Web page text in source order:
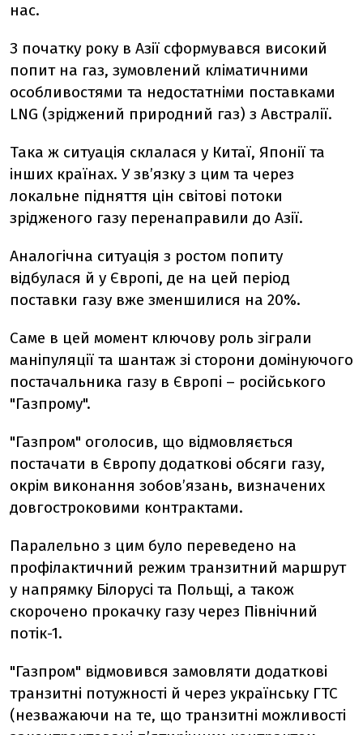
нас.
З початку року в Азії сформувався високий
попит на газ, зумовлений кліматичними
особливостями та недостатніми поставками
LNG (зріджений природний газ) з Австралії.
Така ж ситуація склалася у Китаї, Японії та
інших країнах. У зв’язку з цим та через
локальне підняття цін світові потоки
зрідженого газу перенаправили до Азії.
Аналогічна ситуація з ростом попиту
відбулася й у Європі, де на цей період
поставки газу вже зменшилися на 20%.
Саме в цей момент ключову роль зіграли
маніпуляції та шантаж зі сторони домінуючого
постачальника газу в Європі – російського
"Газпрому".
"Газпром" оголосив, що відмовляється
постачати в Європу додаткові обсяги газу,
окрім виконання зобов’язань, визначених
довгостроковими контрактами.
Паралельно з цим було переведено на
профілактичний режим транзитний маршрут
у напрямку Білорусі та Польщі, а також
скорочено прокачку газу через Північний
потік-1.
"Газпром" відмовився замовляти додаткові
транзитні потужності й через українську ГТС
(незважаючи на те, що транзитні можливості